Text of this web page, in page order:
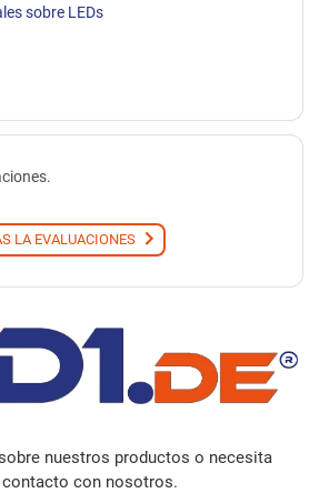
sobre LEDs
LA EVALUACIONES
nuestros productos o necesita
con nosotros.